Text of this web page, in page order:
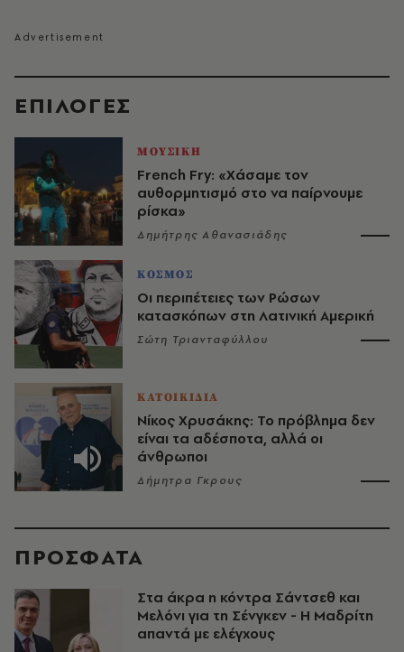
EΠΙΛΟΓΈΣ
ΜΟΥΣΙΚΗ
French Fry: «Χάσαμε τον
αυθορμητισμό στο να παίρνουμε
ρίσκα»
Δημήτρης Αθανασιάδης
ΚΟΣΜΟΣ
Οι περιπέτειες των Ρώσων
κατασκόπων στη Λατινική Αμερική
Σώτη Τριανταφύλλου
ΚΑΤΟΙΚΙΔΙΑ
Νίκος Χρυσάκης: Το πρόβλημα δεν
είναι τα αδέσποτα, αλλά οι
άνθρωποι
Δήμητρα Γκρους
ΠΡΟΣΦΑΤΑ
Στα άκρα η κόντρα Σάντσεθ και
Μελόνι για τη Σένγκεν - Η Μαδρίτη
απαντά με ελέγχους